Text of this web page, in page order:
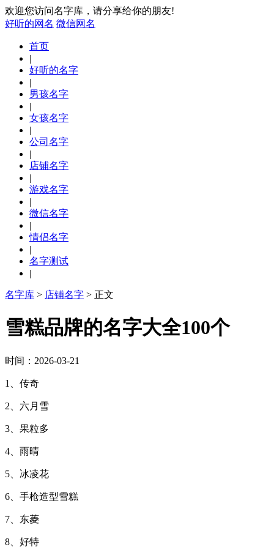
欢迎您访问名字库，请分享给你的朋友!
好听的网名 微信网名
首页
|
好听的名字
|
男孩名字
|
女孩名字
|
公司名字
|
店铺名字
|
游戏名字
|
微信名字
|
情侣名字
|
名字测试
|
名字库 > 店铺名字 > 正文
雪糕品牌的名字大全100个
时间：2026-03-21
1、传奇
2、六月雪
3、果粒多
4、雨晴
5、冰凌花
6、手枪造型雪糕
7、东菱
8、好特